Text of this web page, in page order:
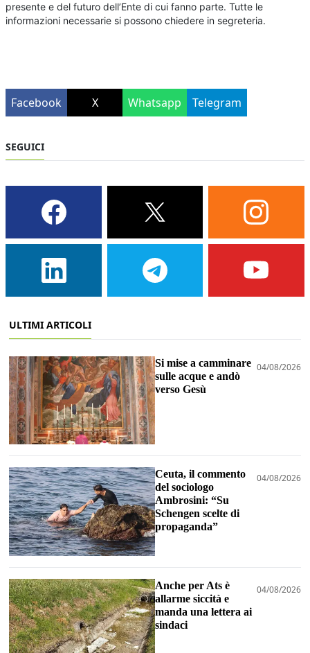
presente e del futuro dell’Ente di cui fanno parte. Tutte le
informazioni necessarie si possono chiedere in segreteria.
Facebook X Whatsapp Telegram
SEGUICI
ULTIMI ARTICOLI
Si mise a camminare
sulle acque e andò
verso Gesù
04/08/2026
Ceuta, il commento
del sociologo
Ambrosini: “Su
Schengen scelte di
propaganda”
04/08/2026
Anche per Ats è
allarme siccità e
manda una lettera ai
sindaci
04/08/2026